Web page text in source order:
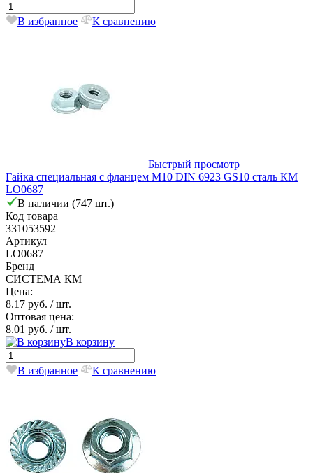
В избранное К сравнению
Быстрый просмотр
Гайка специальная с фланцем М10 DIN 6923 GS10 сталь КМ
LO0687
В наличии (747 шт.)
Код товара
331053592
Артикул
LO0687
Бренд
СИСТЕМА КМ
Цена:
8.17 руб. / шт.
Оптовая цена:
8.01 руб. / шт.
В корзину
В избранное К сравнению